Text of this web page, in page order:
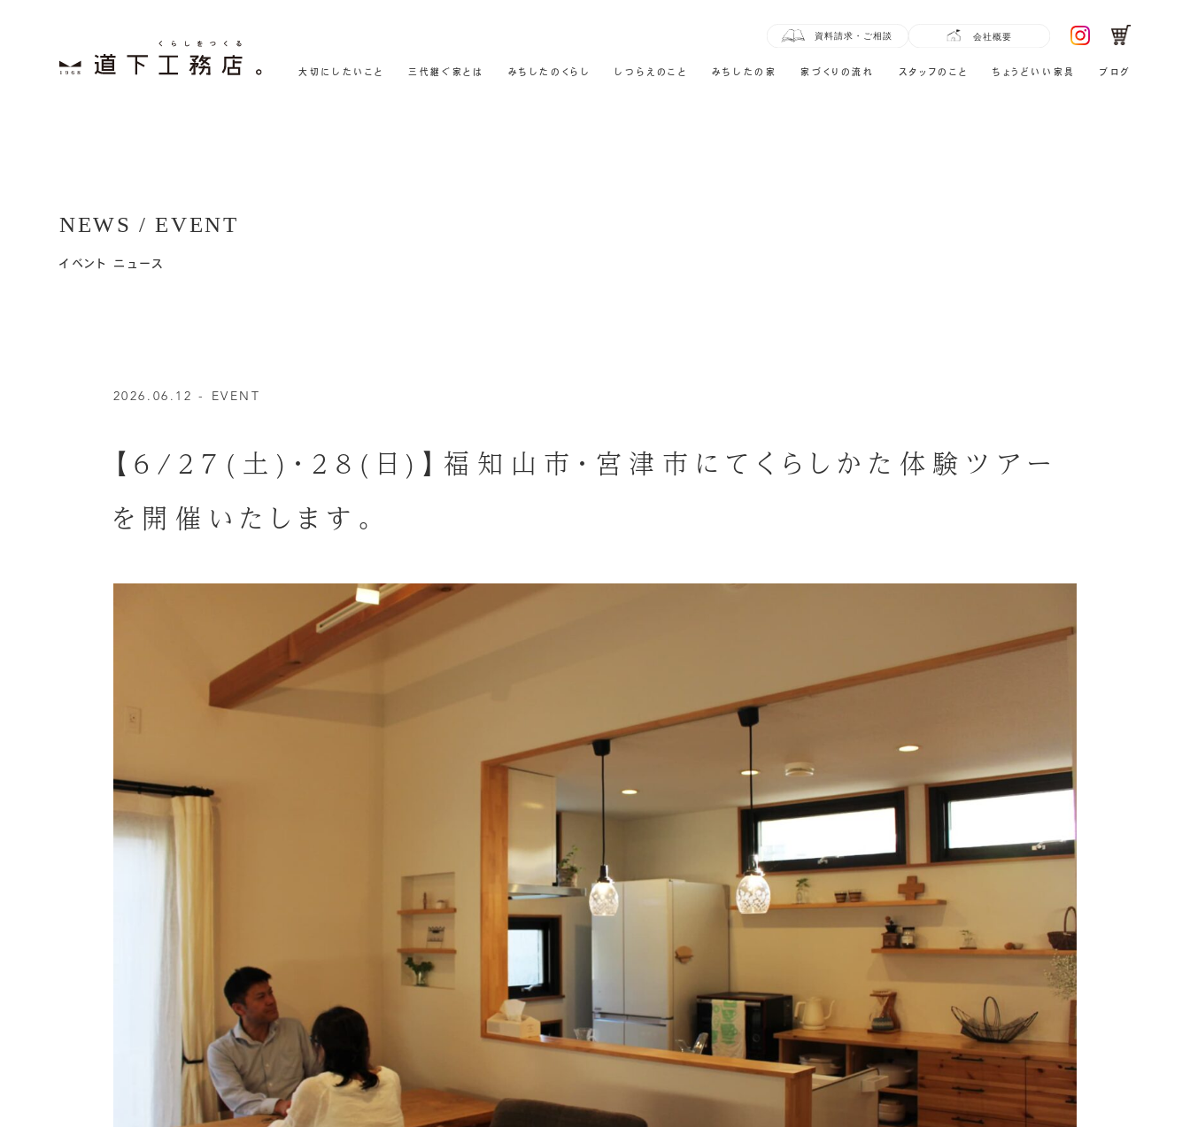
大切にしたいこと 三代継ぐ家とは みちしたのくらし しつらえのこと みちしたの家 家づくりの流れ スタッフのこと ちょうどいい家具 ブログ
NEWS / EVENT
イベント ニュース
2026.06.12 - EVENT
【6/27(土)・28(日)】福知山市・宮津市にてくらしかた体験ツアー
を開催いたします。